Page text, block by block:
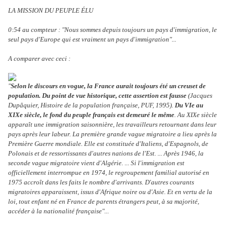
LA MISSION DU PEUPLE ÉLU
0:54 au compteur : "Nous sommes depuis toujours un pays d'immigration, le
seul pays d'Europe qui est vraiment un pays d'immigration"...
A comparer avec ceci :
"Selon le discours en vogue, la France aurait toujours été un creuset de
population. Du point de vue historique, cette assertion est fausse (Jacques
Dupâquier, Histoire de la population française, PUF, 1995). Du VIe au
XIXe siècle, le fond du peuple français est demeuré le même. Au XIXe siècle
apparaît une immigration saisonnière, les travailleurs retournant dans leur
pays après leur labeur. La première grande vague migratoire a lieu après la
Première Guerre mondiale. Elle est constituée d'Italiens, d'Espagnols, de
Polonais et de ressortissants d'autres nations de l'Est. ... Après 1946, la
seconde vague migratoire vient d'Algérie. ... Si l'immigration est
officiellement interrompue en 1974, le regroupement familial autorisé en
1975 accroît dans les faits le nombre d'arrivants. D'autres courants
migratoires apparaissent, issus d'Afrique noire ou d'Asie. Et en vertu de la
loi, tout enfant né en France de parents étrangers peut, à sa majorité,
accéder à la nationalité française"...